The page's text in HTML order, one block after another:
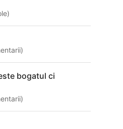
)
)
bogatul ci
)